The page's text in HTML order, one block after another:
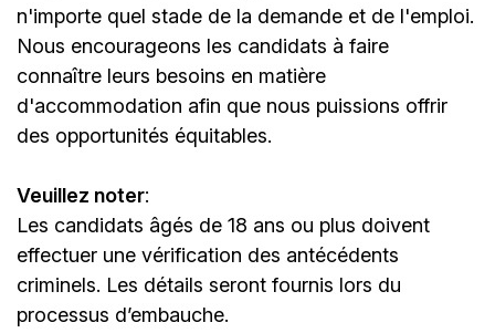
n'importe quel stade de la demande et de l'emploi.
Nous encourageons les candidats à faire
connaître leurs besoins en matière
d'accommodation afin que nous puissions offrir
des opportunités équitables.
Veuillez noter:
Les candidats âgés de 18 ans ou plus doivent
effectuer une vérification des antécédents
criminels. Les détails seront fournis lors du
processus d’embauche.